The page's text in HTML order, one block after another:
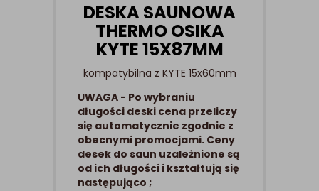
DESKA SAUNOWA
THERMO OSIKA
KYTE 15X87MM
kompatybilna z KYTE 15x60mm
UWAGA - Po wybraniu
długości deski cena przeliczy
się automatycznie zgodnie z
obecnymi promocjami. Ceny
desek do saun uzależnione są
od ich długości i kształtują się
następująco ;